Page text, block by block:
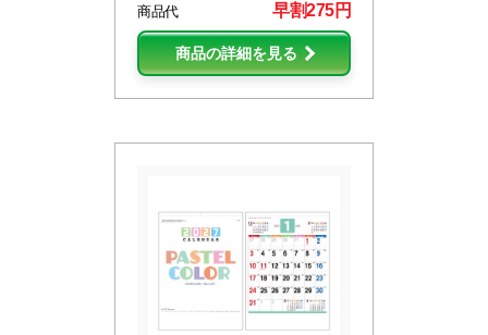
商品代
早割275円
商品の詳細を見る